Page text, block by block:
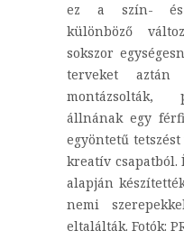
ez a szín- és
különböző
sokszor
terveket aztán
montázsolták,
állnának egy
egyöntetű
kreatív csapatból.
alapján
nemi
eltalálták. Fotók: